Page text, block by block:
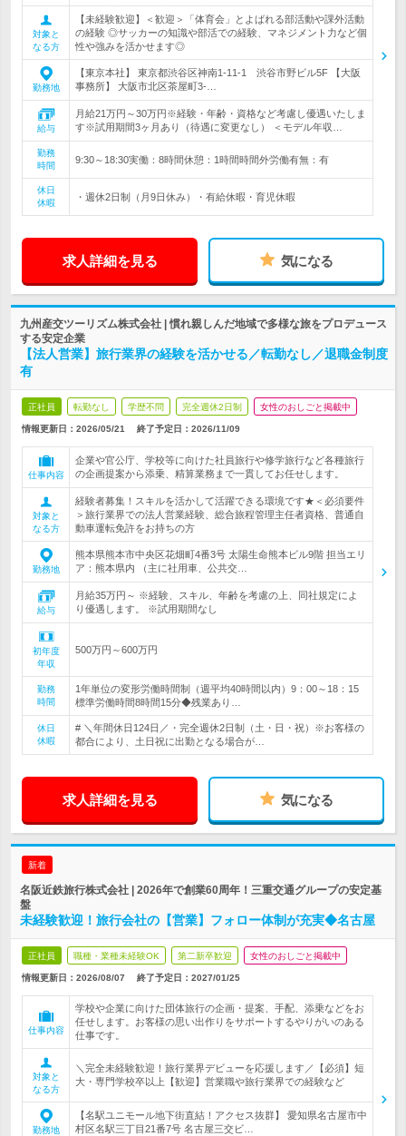
対象と
なる方
【未経験歓迎】＜歓迎＞「体育会」とよばれる部活動や課外活動
の経験 ◎サッカーの知識や部活での経験、マネジメント力など個
性や強みを活かせます◎
勤務地
【東京本社】 東京都渋谷区神南1-11-1 渋谷市野ビル5F 【大阪
事務所】 大阪市北区茶屋町3-…
給与
月給21万円～30万円※経験・年齢・資格など考慮し優遇いたしま
す※試用期間3ヶ月あり（待遇に変更なし） ＜モデル年収…
勤務
時間
9:30～18:30実働：8時間休憩：1時間時間外労働有無：有
休日
休暇
・週休2日制（月9日休み）・有給休暇・育児休暇
求人詳細を見る 気になる
九州産交ツーリズム株式会社 | 慣れ親しんだ地域で多様な旅をプロデュース
する安定企業
【法人営業】旅行業界の経験を活かせる／転勤なし／退職金制度
有
正社員 転勤なし 学歴不問 完全週休2日制 女性のおしごと掲載中
情報更新日：2026/05/21 終了予定日： 2026/11/09
仕事内容
企業や官公庁、学校等に向けた社員旅行や修学旅行など各種旅行
の企画提案から添乗、精算業務まで一貫してお任せします。
対象と
なる方
経験者募集！スキルを活かして活躍できる環境です★＜必須要件
＞旅行業界での法人営業経験、総合旅程管理主任者資格、普通自
動車運転免許をお持ちの方
勤務地
熊本県熊本市中央区花畑町4番3号 太陽生命熊本ビル9階 担当エリ
ア：熊本県内 （主に社用車、公共交…
給与
月給35万円～ ※経験、スキル、年齢を考慮の上、同社規定によ
り優遇します。 ※試用期間なし
初年度
年収
500万円～600万円
勤務
時間
1年単位の変形労働時間制（週平均40時間以内）9：00～18：15
標準労働時間8時間15分◆残業あり…
休日
休暇
# ＼年間休日124日／・完全週休2日制（土・日・祝）※お客様の
都合により、土日祝に出勤となる場合が…
求人詳細を見る 気になる
新着
名阪近鉄旅行株式会社 | 2026年で創業60周年！三重交通グループの安定基
盤
未経験歓迎！旅行会社の【営業】フォロー体制が充実◆名古屋
正社員 職種・業種未経験OK 第二新卒歓迎 女性のおしごと掲載中
情報更新日：2026/08/07 終了予定日： 2027/01/25
仕事内容
学校や企業に向けた団体旅行の企画・提案、手配、添乗などをお
任せします。お客様の思い出作りをサポートするやりがいのある
仕事です。
対象と
なる方
＼完全未経験歓迎！旅行業界デビューを応援します／【必須】短
大・専門学校卒以上【歓迎】営業職や旅行業界での経験など
勤務地
【名駅ユニモール地下街直結！アクセス抜群】 愛知県名古屋市中
村区名駅三丁目21番7号 名古屋三交ビ…